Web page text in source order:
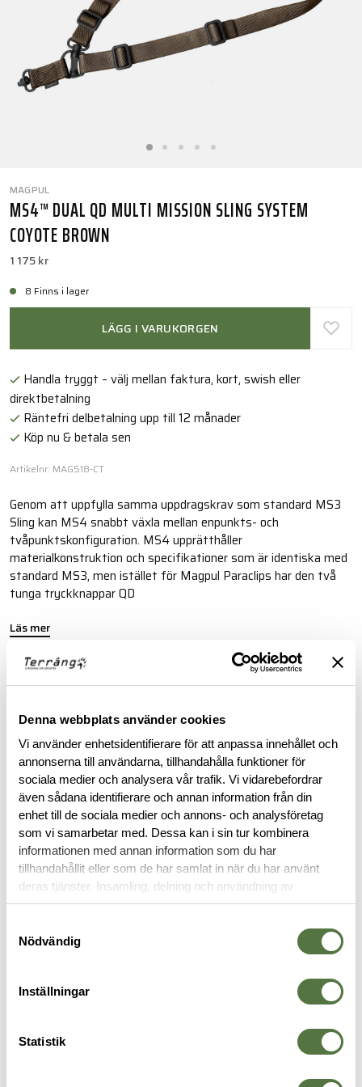
Denna webbplats använder cookies
Vi använder enhetsidentifierare för att anpassa innehållet och
annonserna till användarna, tillhandahålla funktioner för
sociala medier och analysera vår trafik. Vi vidarebefordrar
även sådana identifierare och annan information från din
enhet till de sociala medier och annons- och analysföretag
som vi samarbetar med. Dessa kan i sin tur kombinera
informationen med annan information som du har
tillhandahållit eller som de har samlat in när du har använt
deras tjänster. Insamling, delning och användning av
personuppgifter kan användas för personalisering av
Nödvändig
Inställningar
Statistik
MAGPUL
MS4™ DUAL QD MULTI MISSION SLING SYSTEM
COYOTE BROWN
1 175 kr
8 Finns i lager
LÄGG I VARUKORGEN
Handla tryggt – välj mellan faktura, kort, swish eller
direktbetalning
Räntefri delbetalning upp till 12 månader
Köp nu & betala sen
Artikelnr: MAG518-CT
Genom att uppfylla samma uppdragskrav som standard MS3
Sling kan MS4 snabbt växla mellan enpunkts- och
tvåpunktskonfiguration. MS4 upprätthåller
materialkonstruktion och specifikationer som är identiska med
standard MS3, men istället för Magpul Paraclips har den två
tunga tryckknappar QD
Läs mer
BESKRIVNING
RECENSIONER
VAPENREMMAR